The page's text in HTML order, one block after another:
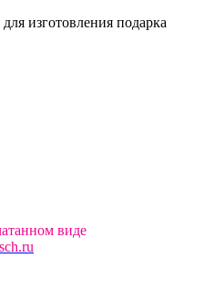
изготовления подарка
виде